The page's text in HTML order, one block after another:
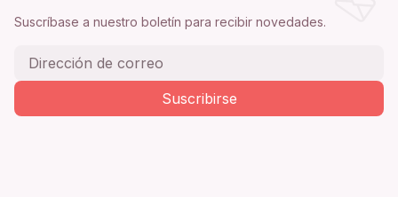
Suscríbase a nuestro boletín para recibir novedades.